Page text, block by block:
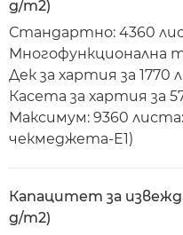
g/m2)
Стандартно: 4360
Многофункционална
Дек за хартия за 1770
Касета за хартия за
Максимум: 9360
чекмеджета-E1)
Капацитет за
g/m2)